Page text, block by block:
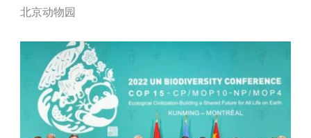
北京动物园